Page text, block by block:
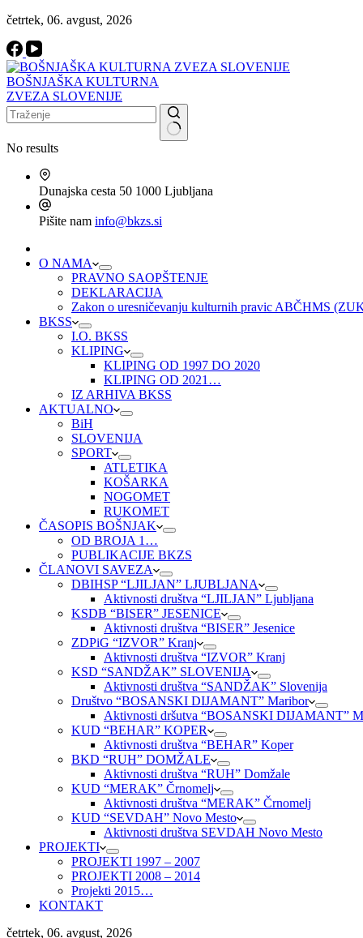
četrtek, 06. avgust, 2026
BOŠNJAŠKA KULTURNA
ZVEZA SLOVENIJE
No results
Dunajska cesta 50 1000 Ljubljana
Pišite nam info@bkzs.si
O NAMA
PRAVNO SAOPŠTENJE
DEKLARACIJA
Zakon o uresničevanju kulturnih pravic ABČHMS
BKSS
I.O. BKSS
KLIPING
KLIPING OD 1997 DO 2020
KLIPING OD 2021…
IZ ARHIVA BKSS
AKTUALNO
BiH
SLOVENIJA
SPORT
ATLETIKA
KOŠARKA
NOGOMET
RUKOMET
ČASOPIS BOŠNJAK
OD BROJA 1…
PUBLIKACIJE BKZS
ČLANOVI SAVEZA
DBIHSP “LJILJAN” LJUBLJANA
Aktivnosti društva “LJILJAN” Ljubljana
KSDB “BISER” JESENICE
Aktivnosti društva “BISER” Jesenice
ZDPiG “IZVOR” Kranj
Aktivnosti društva “IZVOR” Kranj
KSD “SANDŽAK” SLOVENIJA
Aktivnosti društva “SANDŽAK” Slovenija
Društvo “BOSANSKI DIJAMANT” Maribor
Aktivnosti dršutva “BOSANSKI DIJAMANT”
KUD “BEHAR” KOPER
Aktivnosti društva “BEHAR” Koper
BKD “RUH” DOMŽALE
Aktivnosti društva “RUH” Domžale
KUD “MERAK” Črnomelj
Aktivnosti društva “MERAK” Črnomelj
KUD “SEVDAH” Novo Mesto
Aktivnosti društva SEVDAH Novo Mesto
PROJEKTI
PROJEKTI 1997 – 2007
PROJEKTI 2008 – 2014
Projekti 2015…
KONTAKT
četrtek, 06. avgust, 2026